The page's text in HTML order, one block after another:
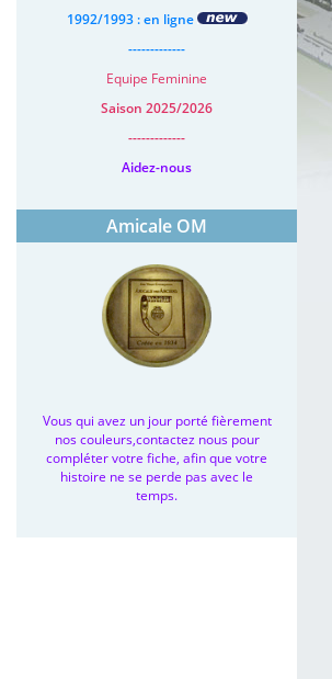
1992/1993 : en ligne
-------------
Equipe Feminine
Saison 2025/2026
-------------
Aidez-nous
Amicale OM
Vous qui avez un jour porté fièrement
nos couleurs,contactez nous pour
compléter votre fiche, afin que votre
histoire ne se perde pas avec le
temps.